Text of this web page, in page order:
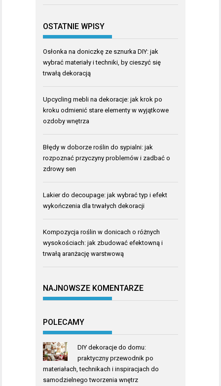
OSTATNIE WPISY
Osłonka na doniczkę ze sznurka DIY: jak
wybrać materiały i techniki, by cieszyć się
trwałą dekoracją
Upcycling mebli na dekoracje: jak krok po
kroku odmienić stare elementy w wyjątkowe
ozdoby wnętrza
Błędy w doborze roślin do sypialni: jak
rozpoznać przyczyny problemów i zadbać o
zdrowy sen
Lakier do decoupage: jak wybrać typ i efekt
wykończenia dla trwałych dekoracji
Kompozycja roślin w donicach o różnych
wysokościach: jak zbudować efektowną i
trwałą aranżację warstwową
NAJNOWSZE KOMENTARZE
POLECAMY
DIY dekoracje do domu:
praktyczny przewodnik po
materiałach, technikach i inspiracjach do
samodzielnego tworzenia wnętrz